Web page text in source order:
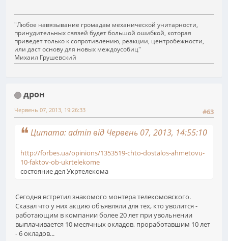
"Любое навязывание громадам механической унитарности,
принудительных связей будет большой ошибкой, которая
приведет только к сопротивлению, реакции, центробежности,
или даст основу для новых междоусобиц"
Михаил Грушевский
дрон
#63
Червень 07, 2013, 19:26:33
Цитата: admin від Червень 07, 2013, 14:55:10
http://forbes.ua/opinions/1353519-chto-dostalos-ahmetovu-
10-faktov-ob-ukrtelekome
состояние дел Укртелекома
Сегодня встретил знакомого монтера телекомовского.
Сказал что у них акцию объявляли для тех, кто уволится -
работающим в компании более 20 лет при увольнении
выплачивается 10 месячных окладов, проработавшим 10 лет
- 6 окладов...